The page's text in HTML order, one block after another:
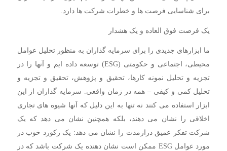
برای شناسایی فرصت ها و خطرات شرکت ها دارد.
یک فرصت فوق العاده و یک هشدار
ما ابزارهای جدیدی را برای سرمایه گذاران به منظور تحلیل عوامل
محیطی، اجتماعی و حکومتی (ESG) توسعه داده ایم و آنها را در
تجزیه و تحلیل نمونه کارها، تحقیق و پژوهش، تحقیق و تجزیه و
تحلیل کمی و کیفی – همه در زمان واقعی. سرمایه گذاران از این
ابزار استفاده می کنند نه تنها به این دلیل که آنها شیوه های تجاری
اخلاقی را نشان می دهند، بلکه همچنین نشان می دهد که یک
شرکت تفکر عمیق درازمدت را نشان می دهد: یک رکورد خوب در
مورد عوامل ESG ممکن است نشان دهنده یک شرکت باشد که در